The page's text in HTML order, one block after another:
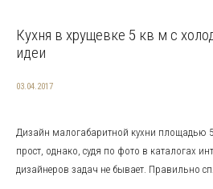
Кухня в хрущевке 5 кв м с
идеи
03.04.2017
Дизайн малогабаритной кухни площадью 5
прост, однако, судя по фото в каталогах
дизайнеров задач не бывает. Правильно